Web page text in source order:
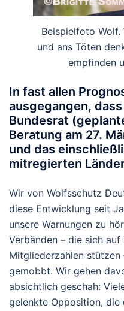
Beispielfoto Wolf.
und ans Töten
empfinden
In fast allen
ausgegangen,
Bundesrat
Beratung am 27.
und das
mitregierten Länder
Wir von Wolfsschutz
diese Entwicklung seit
unsere Warnungen zu
Verbänden – die sich
Mitgliederzahlen
gemobbt. Wir gehen
absichtlich geschah:
gelenkte Opposition, die